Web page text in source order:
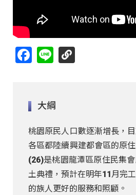
Facebook
Line
大綱
桃園原民人口數逐漸增長，
各區都陸續興建都會區的原
(26)是桃園龍潭區原住民集
土典禮，預計在明年11月完
的族人更好的服務和照顧。